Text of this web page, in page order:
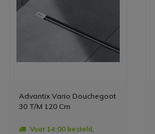
Advantix Vario Douchegoot
30 T/M 120 Cm
Voor 14:00 besteld,